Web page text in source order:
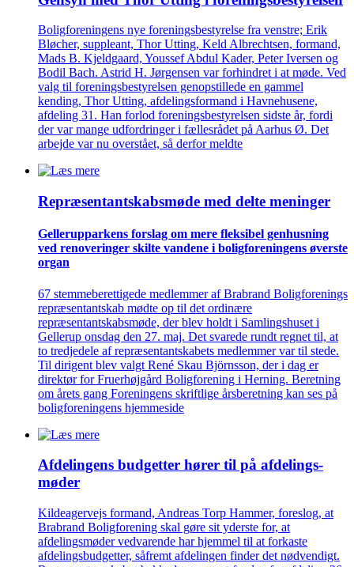
Boligforeningens nye foreningsbestyrelse fra venstre; Erik
Bløcher, suppleant, Thor Utting, Keld Albrechtsen, formand,
Mads B. Kjeldgaard, Youssef Abdul Kader, Peter Iversen og
Bodil Bach. Astrid H. Jørgensen var forhindret i at møde. Ved
valg til foreningsbestyrelsen genopstillede en gammel
kending, Thor Utting, afdelingsformand i Havnehusene,
afdeling 31. Han forlod foreningsbestyrelsen sidste år, fordi
der var mange udfordringer i fællesrådet på Aarhus Ø. Det
arbejde var nu overstået, så derfor meldte
Repræsentant­skabs­møde med delte meninger
Gellerup­parkens forslag om mere fleksibel genhusning
ved renove­ringer skilte vandene i bolig­foreningens øverste
organ
67 stemmeberettigede medlemmer af Brabrand Boligforenings
repræsentantskab mødte op til det ordinære
repræsentantskabsmøde, der blev holdt i Samlingshuset i
Gellerup onsdag den 27. maj. Det svarede rundt regnet til, at
to tredjedele af repræsentantskabets medlemmer var til stede.
Til dirigent blev valgt René Skau Björnsson, der i dag er
direktør for Fruerhøjgård Boligforening i Herning. Beretning
om årets gang Foreningens skriftlige årsberetning kan ses på
boligforeningens hjemmeside
Afdelingens budgetter hører til på afdelings­
møder
Kildeagervejs formand, Andreas Torp Hammer, foreslog, at
Brabrand Boligforening skal gøre sit yderste for, at
afdelingsmøder vedvarende har hjemmel til at forkaste
afdelingsbudgetter, såfremt afdelingen finder det nødvendigt.